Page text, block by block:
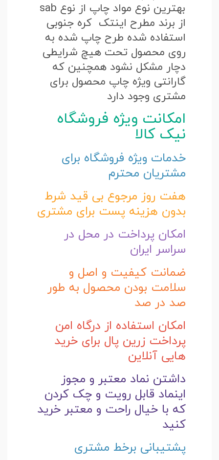
بهترین نوع مواد چاپ از نوع sab
از برند مطرح اینتک کره جنوبی
استفاده شده طرح چاپ شده به
روی محصول تحت هیچ شرایطی
دچار مشکل نشود همچنین که
گارانتی ویژه چاپ محصول برای
مشتری وجود دارد
امکانت ویژه فروشگاه
نیک کالا
خدمات ویژه فروشگاه برای
مشتریان محترم
هفت روز مرجوع بی قید شرط
بدون هزینه پست برای مشتری
امکان پرداخت در محل در
سراسر ایران
ضمانت کیفیت و اصل و
سلامت بودن محصول به طور
صد در صد
امکان استفاده از درگاه امن
پرداخت زرین پال برای خرید
هایی آنلاین
داشتن نماد معتبر و مجوز
اینماد قابل رویت و چک کردن
که با خیال راحت و معتبر خرید
کنید
پشتیبانی برخط مشتری